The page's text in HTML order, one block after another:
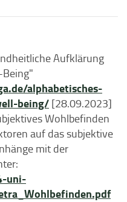
Aufklärung
alphabetisches-
being/ [28.09.2023]
Wohlbefinden
auf das subjektive
mit der
uni-